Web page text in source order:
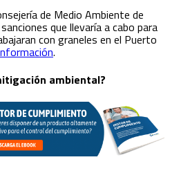
de Medio Ambiente de
que llevaría a cabo para
con graneles en el Puerto
.
ambiental?